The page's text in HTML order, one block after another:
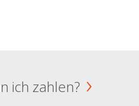
ich zahlen?